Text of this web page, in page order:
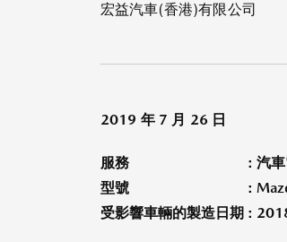
宏益汽車(香港)有限公司
2019 年 7 月 26 日
服務
: 汽
型號
:
受影響車輛的製造日期 :